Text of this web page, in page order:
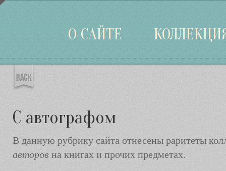
О САЙТЕ
С автографом
В данную рубрику сайта отнесены раритеты
авторовна книгах и прочих предметах.